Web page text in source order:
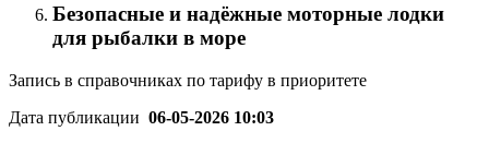
Безопасные и надёжные моторные лодки
для рыбалки в море
Запись в справочниках по тарифу в приоритете
Дата публикации 06-05-2026 10:03